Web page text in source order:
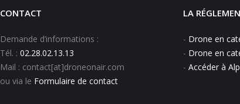
CONTACT
Demande d’informations :
Tél. : 02.28.02.13.13
Mail : contact[at]droneonair.com
ou via le Formulaire de contact
LA
- Drone en
- Drone en
- Accéder à